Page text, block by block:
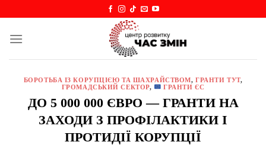
content
БОРОТЬБА ІЗ КОРУПЦІЄЮ ТА ШАХРАЙСТВОМ,ГРАНТИ ТУТ,
ГРОМАДСЬКИЙ СЕКТОР, ГРАНТИ ЄС
ДО 5 000 000 ЄВРО — ГРАНТИ НА
ЗАХОДИ З ПРОФІЛАКТИКИ І
ПРОТИДІЇ КОРУПЦІЇ